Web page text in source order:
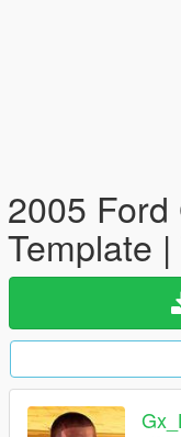
2005
Template